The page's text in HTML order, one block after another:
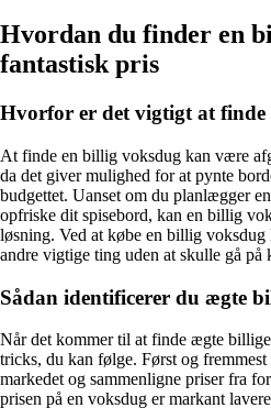
Hvordan du finder en
fantastisk pris
Hvorfor er det vigtigt at finde
At finde en billig voksdug kan være
da det giver mulighed for at pynte
budgettet. Uanset om du planlægger
opfriske dit spisebord, kan en billig
løsning. Ved at købe en billig voksdug
andre vigtige ting uden at skulle gå
Sådan identificerer du ægte
Når det kommer til at finde ægte
tricks, du kan følge. Først og
markedet og sammenligne priser fra
prisen på en voksdug er markant